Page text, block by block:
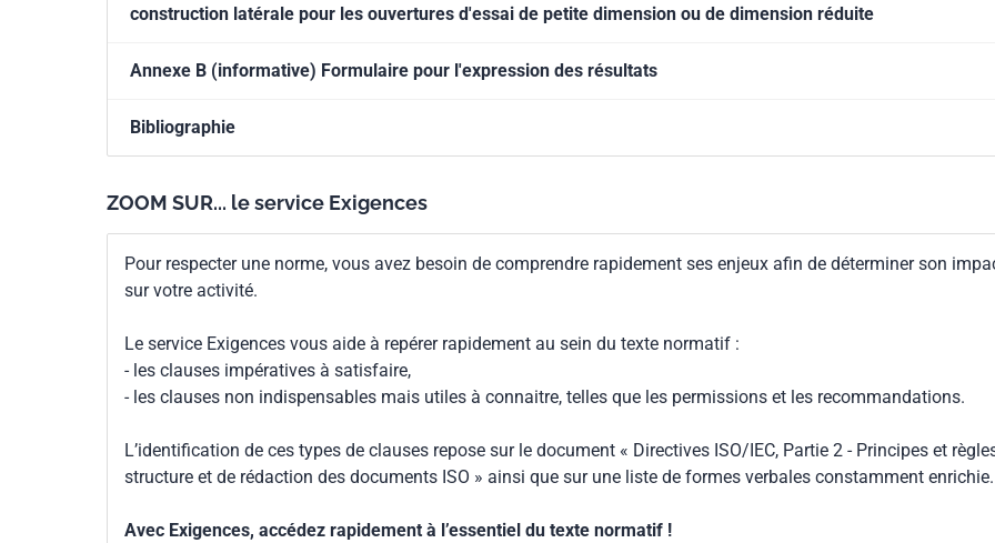
construction latérale pour les ouvertures d'essai de petite dimension ou de dimension réduite
Annexe B (informative) Formulaire pour l'expression des résultats
Bibliographie
ZOOM SUR... le service Exigences
Pour respecter une norme, vous avez besoin de comprendre rapidement ses enjeux afin de déterminer son
sur votre activité.
Le service Exigences vous aide à repérer rapidement au sein du texte normatif :
- les clauses impératives à satisfaire,
- les clauses non indispensables mais utiles à connaitre, telles que les permissions et les recommandations.
L’identification de ces types de clauses repose sur le document « Directives ISO/IEC, Partie 2 - Principes et
structure et de rédaction des documents ISO » ainsi que sur une liste de formes verbales constamment enrichie.
Avec Exigences, accédez rapidement à l’essentiel du texte normatif !